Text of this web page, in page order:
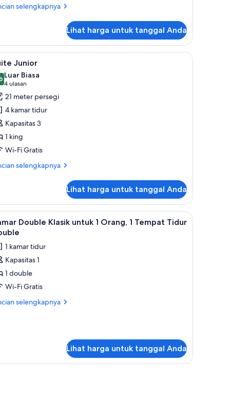
selengkapnya
Lihat harga untuk tanggal Anda
kedap suara, dan setrika/meja setrikaSuite Junior | Seprai premium, brankas,
5 Junior
dari 10
Luar Biasa
4 ulasan
(4
ulasan)
21 meter persegi
4 kamar tidur
Kapasitas 3
1 king
Wi-Fi Gratis
selengkapnya
Lihat harga untuk tanggal Anda
setrika/meja setrika Seprai premium, brankas, kedap suara, dan
4
Double Klasik untuk 1 Orang, 1 Tempat Tidur
1 kamar tidur
Kapasitas 1
1 double
Wi-Fi Gratis
selengkapnya
Lihat harga untuk tanggal Anda